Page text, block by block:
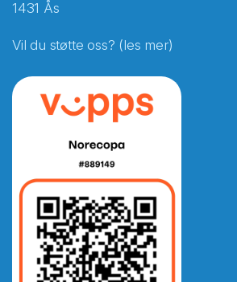
1431 Ås
Vil du støtte oss? (les mer)